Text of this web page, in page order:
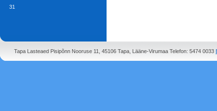
31
Tapa Lasteaed Pisipõnn Nooruse 11, 45106 Tapa, Lääne-Virumaa Telefon: 5474 0033